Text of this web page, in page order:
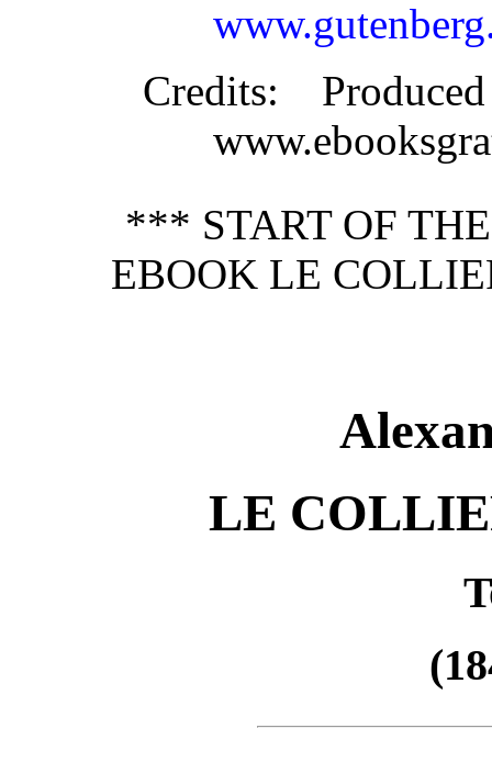
Credits:
*** START OF
EBOOK LE
LE